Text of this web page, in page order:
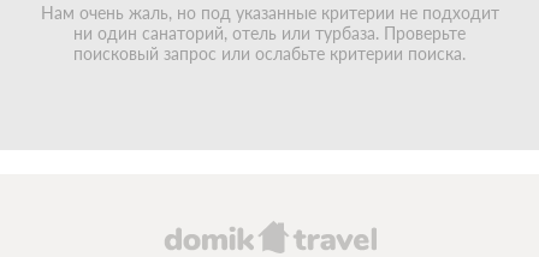
Нам очень жаль, но под указанные критерии не подходит
ни один санаторий, отель или турбаза. Проверьте
поисковый запрос или ослабьте критерии поиска.